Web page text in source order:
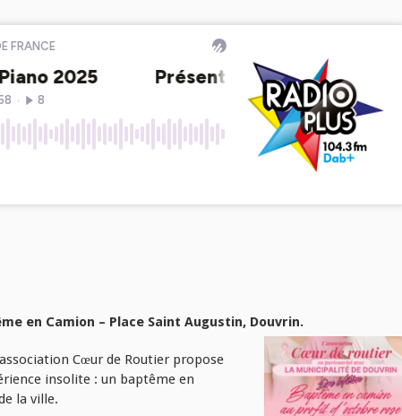
en Camion – Place Saint Augustin, Douvrin.
Cœur de Routier propose
insolite : un baptême en
la ville.